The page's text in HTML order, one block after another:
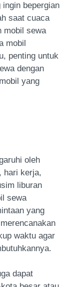
bepergian
saat cuaca
mobil sewa
mobil
penting untuk
dengan
yang
oleh
hari kerja,
liburan
sewa
yang
waktu agar
dapat